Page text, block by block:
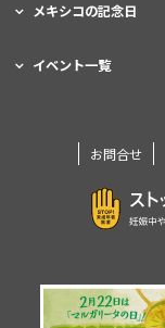
メキシコの記念日
イベント一覧
お問合せ